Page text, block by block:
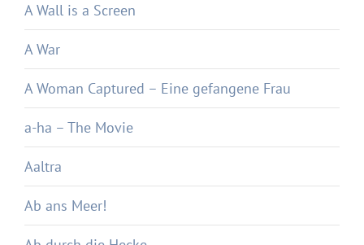
A Wall is a Screen
A War
A Woman Captured – Eine gefangene Frau
a-ha – The Movie
Aaltra
Ab ans Meer!